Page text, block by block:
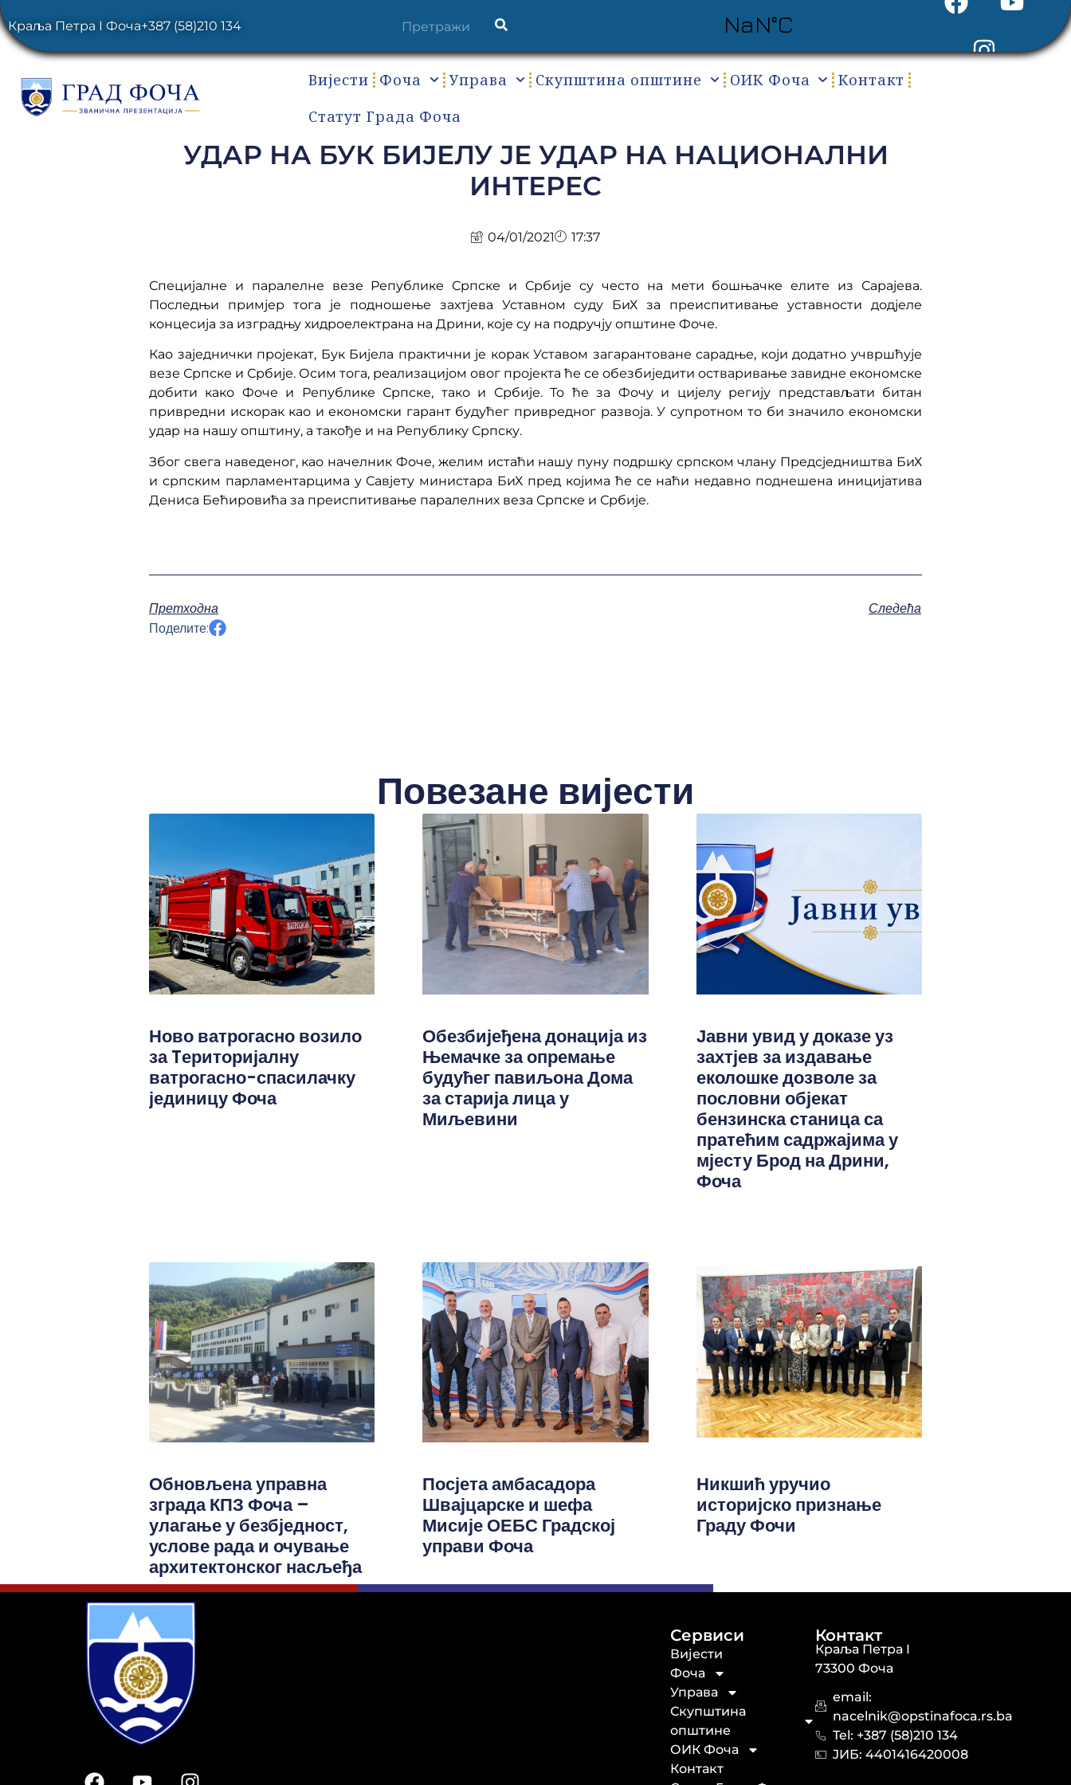
Краља Петра I Фоча+387 (58)210 134
Вијести Фоча Управа Скупштина општине ОИК Фоча
Контакт
Статут Града Фоча
УДАР НА БУК БИЈЕЛУ ЈЕ УДАР НА НАЦИОНАЛНИ
ИНТЕРЕС
04/01/2021 17:37
Специјалне и паралелне везе Републике Српске и Србије су често на мети бошњачке елите из Сарајева.
Последњи примјер тога је подношење захтјева Уставном суду БиХ за преиспитивање уставности додјеле
концесија за изградњу хидроелектрана на Дрини, које су на подручју општине Фоче.
Као заједнички пројекат, Бук Бијела практични је корак Уставом загарантоване сарадње, који додатно учвршћује
везе Српске и Србије. Осим тога, реализацијом овог пројекта ће се обезбиједити остваривање завидне економске
добити како Фоче и Републике Српске, тако и Србије. То ће за Фочу и цијелу регију представљати битан
привредни искорак као и економски гарант будућег привредног развоја. У супротном то би значило економски
удар на нашу општину, а такође и на Републику Српску.
Због свега наведеног, као начелник Фоче, желим истаћи нашу пуну подршку српском члану Предсједништва БиХ
и српским парламентарцима у Савјету министара БиХ пред којима ће се наћи недавно поднешена иницијатива
Дениса Бећировића за преиспитивање паралелних веза Српске и Србије.
Претходна
Следећа
Поделите:
Повезане вијести
Ново ватрогасно возило
за Tериторијалну
ватрогасно-спасилачку
јединицу Фоча
Обезбијеђена донација из
Њемачке за опремање
будућег павиљона Дома
за старија лица у
Миљевини
Јавни увид у доказе уз
захтјев за издавање
еколошке дозволе за
пословни објекат
бензинска станица са
пратећим садржајима у
мјесту Брод на Дрини,
Фоча
Обновљена управна
зграда КПЗ Фоча –
улагање у безбједност,
услове рада и очување
архитектонског насљеђа
Посјета амбасадора
Швајцарске и шефа
Мисије ОЕБС Градској
управи Фоча
Никшић уручио
историјско признање
Граду Фочи
© 2026 Град Фоча. Сва права
Сервиси
Вијести
Фоча
Управа
Скупштина
општине
ОИК Фоча
Контакт
Контакт
Краља Петра I
73300 Фоча
email:
nacelnik@opstinafoca.rs.ba
Tel: +387 (58)210 134
JИБ: 44014164​20008